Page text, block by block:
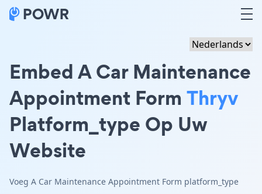
Embed A Car Maintenance
Appointment Form Thryv
Platform_type Op Uw
Website
Voeg A Car Maintenance Appointment Form platform_type